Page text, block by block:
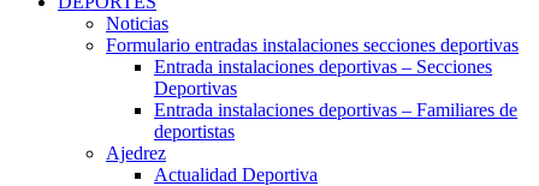
Noticias
Formulario entradas instalaciones secciones deportivas
Entrada instalaciones deportivas – Secciones
Deportivas
Entrada instalaciones deportivas – Familiares de
deportistas
Ajedrez
Actualidad Deportiva